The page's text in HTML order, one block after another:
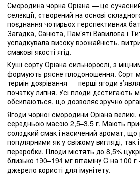
Смородина чорна Оріана — це сучасний
селекції, створений на основі
поєднання чотирьох перспективних
Загадка, Санюта, Пам’яті Вавилова і
успадкувала високу врожайність,
смакові якості ягід.
Кущі сорту Оріана сильнорослі, з
формують рясне плодоношення. Сорт
термін дозрівання — перші ягоди
початку липня. Усі плоди достигають
обсипаються, що дозволяє зручно
Ягоди чорної смородини Оріана великі,
середньою масою 2,5–3,5 г. Мають
солодкий смак і насичений аромат, що
популярними як у свіжому вигляді, так
переробки. Плоди містять до 8,5%
близько 190–194 мг вітаміну C на 100
джерело користі для імунітету.